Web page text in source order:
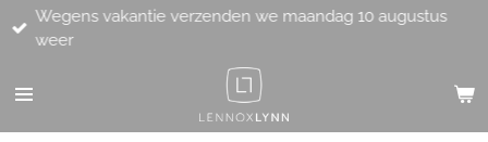
Ga
direct
de
Wegens vakantie verzenden we maandag 10 augustus
weer